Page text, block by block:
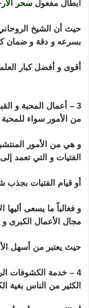
أبطال مفعول سحر
حيث أن الشيخ
بسرعه و دقة و ضمان
أقوى و أفضل كبار
3 – أعمال المحبة و
من الأمور سواء للمحبة
و هي من الأمور
الفتيات و التي تعمد
أو قيام الفتيات بجذب
و فغالباً ما يسعى
مجال الأعمال الكبرى و
حيث يعتبر من أسهل
4 – خدمة الكشوفات
الكثير من الناس